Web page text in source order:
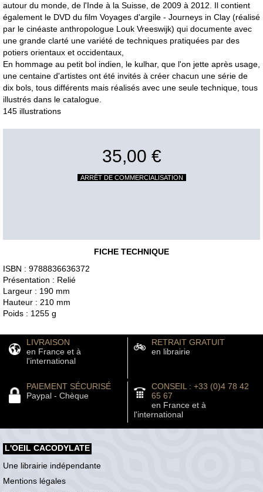
autour du monde, de l'Inde à la Suisse, de 2009 à 2012. Il contient
également le DVD du film Voyages d'argile - Journeys in Clay (réalisé
par le cinéaste anthropologue Louk Vreeswijk) qui documente avec
une grande clarté une variété de techniques pratiquées par des
potiers orientaux et occidentaux,
En hommage au petit bol indien, le kulhar, que l'on jette après usage,
une centaine d'artistes ont été invités à créer chacun une série de
dix bols, tous différents mais réalisés avec une seule technique, tous
illustrés dans le catalogue.
145 illustrations
35,00 €
ARRÊT DE COMMERCIALISATION
FICHE TECHNIQUE
ISBN : 9788836636372
Présentation : Relié
Largeur : 190 mm
Hauteur : 210 mm
Poids : 1255 g
LIVRAISON
en France et à
l'international
RETRAIT GRATUIT
en librairie
PAIEMENT SÉCURISÉ
Paypal - Chèque
CONSEIL : +33 (0)4 78 42
65 67
en France et à
l'international
L'OEIL CACODYLATE
Une librairie indépendante
Mentions légales